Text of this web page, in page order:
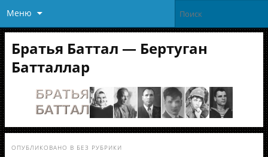
Меню
Братья Баттал — Бертуган
Батталлар
ОПУБЛИКОВАНО В БЕЗ РУБРИКИ